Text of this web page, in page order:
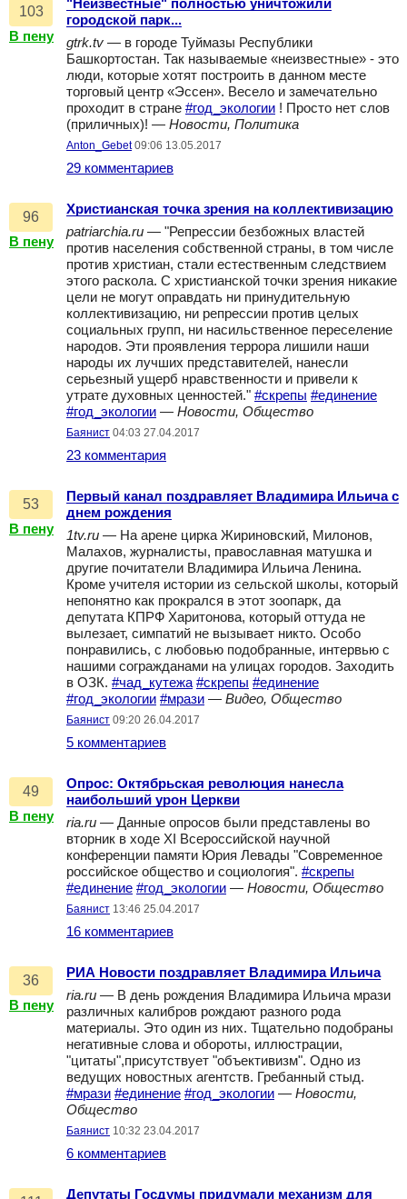
103
В пену
"Неизвестные" полностью уничтожили
городской парк...
gtrk.tv — в городе Туймазы Республики
Башкортостан. Так называемые «неизвестные» - это
люди, которые хотят построить в данном месте
торговый центр «Эссен». Весело и замечательно
проходит в стране #год_экологии ! Просто нет слов
(приличных)! — Новости, Политика
Anton_Gebet 09:06 13.05.2017
29 комментариев
96
В пену
Христианская точка зрения на коллективизацию
patriarchia.ru — "Репрессии безбожных властей
против населения собственной страны, в том числе
против христиан, стали естественным следствием
этого раскола. С христианской точки зрения никакие
цели не могут оправдать ни принудительную
коллективизацию, ни репрессии против целых
социальных групп, ни насильственное переселение
народов. Эти проявления террора лишили наши
народы их лучших представителей, нанесли
серьезный ущерб нравственности и привели к
утрате духовных ценностей." #скрепы #единение
#год_экологии — Новости, Общество
Баянист 04:03 27.04.2017
23 комментария
53
В пену
Первый канал поздравляет Владимира Ильича с
днем рождения
1tv.ru — На арене цирка Жириновский, Милонов,
Малахов, журналисты, православная матушка и
другие почитатели Владимира Ильича Ленина.
Кроме учителя истории из сельской школы, который
непонятно как прокрался в этот зоопарк, да
депутата КПРФ Харитонова, который оттуда не
вылезает, симпатий не вызывает никто. Особо
понравились, с любовью подобранные, интервью с
нашими согражданами на улицах городов. Заходить
в ОЗК. #чад_кутежа #скрепы #единение
#год_экологии #мрази — Видео, Общество
Баянист 09:20 26.04.2017
5 комментариев
49
В пену
Опрос: Октябрьская революция нанесла
наибольший урон Церкви
ria.ru — Данные опросов были представлены во
вторник в ходе XI Всероссийской научной
конференции памяти Юрия Левады "Современное
российское общество и социология". #скрепы
#единение #год_экологии — Новости, Общество
Баянист 13:46 25.04.2017
16 комментариев
36
В пену
РИА Новости поздравляет Владимира Ильича
ria.ru — В день рождения Владимира Ильича мрази
различных калибров рождают разного рода
материалы. Это один из них. Тщательно подобраны
негативные слова и обороты, иллюстрации,
"цитаты",присутствует "объективизм". Одно из
ведущих новостных агентств. Гребанный стыд.
#мрази #единение #год_экологии — Новости,
Общество
Баянист 10:32 23.04.2017
6 комментариев
Депутаты Госдумы придумали механизм для